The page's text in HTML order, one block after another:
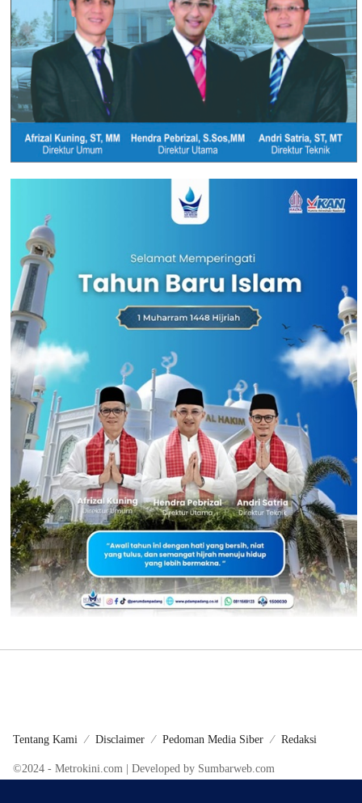
Tentang Kami Disclaimer Pedoman Media Siber Redaksi
©2024 - Metrokini.com | Developed by Sumbarweb.com